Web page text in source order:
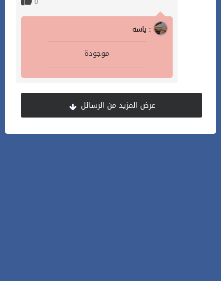
ياسه :
موجودة
عرض المزيد من الرسائل